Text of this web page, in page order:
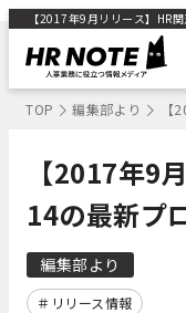
【2017年9月リリース】HR
TOP 編集部より 【
【2017年9
14の最新プ
編集部より
リリース情報